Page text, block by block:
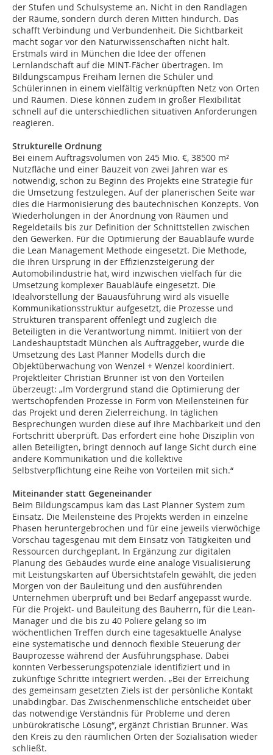
der Stufen und Schulsysteme an. Nicht in den Randlagen
der Räume, sondern durch deren Mitten hindurch. Das
schafft Verbindung und Verbundenheit. Die Sichtbarkeit
macht sogar vor den Naturwissenschaften nicht halt.
Erstmals wird in München die Idee der offenen
Lernlandschaft auf die MINT-Fächer übertragen. Im
Bildungscampus Freiham lernen die Schüler und
Schülerinnen in einem vielfältig verknüpften Netz von Orten
und Räumen. Diese können zudem in großer Flexibilität
schnell auf die unterschiedlichen situativen Anforderungen
reagieren.
Strukturelle Ordnung
Bei einem Auftragsvolumen von 245 Mio. €, 38500 m²
Nutzfläche und einer Bauzeit von zwei Jahren war es
notwendig, schon zu Beginn des Projekts eine Strategie für
die Umsetzung festzulegen. Auf der planerischen Seite war
dies die Harmonisierung des bautechnischen Konzepts. Von
Wiederholungen in der Anordnung von Räumen und
Regeldetails bis zur Definition der Schnittstellen zwischen
den Gewerken. Für die Optimierung der Bauabläufe wurde
die Lean Management Methode eingesetzt. Die Methode,
die ihren Ursprung in der Effizienzsteigerung der
Automobilindustrie hat, wird inzwischen vielfach für die
Umsetzung komplexer Bauabläufe eingesetzt. Die
Idealvorstellung der Bauausführung wird als visuelle
Kommunikationsstruktur aufgesetzt, die Prozesse und
Strukturen transparent offenlegt und zugleich die
Beteiligten in die Verantwortung nimmt. Initiiert von der
Landeshauptstadt München als Auftraggeber, wurde die
Umsetzung des Last Planner Modells durch die
Objektüberwachung von Wenzel + Wenzel koordiniert.
Projektleiter Christian Brunner ist von den Vorteilen
überzeugt: „Im Vordergrund stand die Optimierung der
wertschöpfenden Prozesse in Form von Meilensteinen für
das Projekt und deren Zielerreichung. In täglichen
Besprechungen wurden diese auf ihre Machbarkeit und den
Fortschritt überprüft. Das erfordert eine hohe Disziplin von
allen Beteiligten, bringt dennoch auf lange Sicht durch eine
andere Kommunikation und die kollektive
Selbstverpflichtung eine Reihe von Vorteilen mit sich.“
Miteinander statt Gegeneinander
Beim Bildungscampus kam das Last Planner System zum
Einsatz. Die Meilensteine des Projekts werden in einzelne
Phasen heruntergebrochen und für eine jeweils vierwöchige
Vorschau tagesgenau mit dem Einsatz von Tätigkeiten und
Ressourcen durchgeplant. In Ergänzung zur digitalen
Planung des Gebäudes wurde eine analoge Visualisierung
mit Leistungskarten auf Übersichtstafeln gewählt, die jeden
Morgen von der Bauleitung und den ausführenden
Unternehmen überprüft und bei Bedarf angepasst wurde.
Für die Projekt- und Bauleitung des Bauherrn, für die Lean-
Manager und die bis zu 40 Poliere gelang so im
wöchentlichen Treffen durch eine tagesaktuelle Analyse
eine systematische und dennoch flexible Steuerung der
Bauprozesse während der Ausführungsphase. Dabei
konnten Verbesserungspotenziale identifiziert und in
zukünftige Schritte integriert werden. „Bei der Erreichung
des gemeinsam gesetzten Ziels ist der persönliche Kontakt
unabdingbar. Das Zwischenmenschliche entscheidet über
das notwendige Verständnis für Probleme und deren
unbürokratische Lösung“, ergänzt Christian Brunner. Was
den Kreis zu den räumlichen Orten der Sozialisation wieder
schließt.